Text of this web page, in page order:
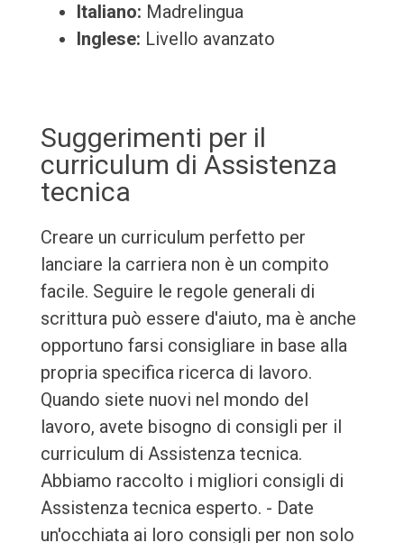
Italiano: Madrelingua
Inglese: Livello avanzato
Suggerimenti per il
curriculum di Assistenza
tecnica
Creare un curriculum perfetto per
lanciare la carriera non è un compito
facile. Seguire le regole generali di
scrittura può essere d'aiuto, ma è anche
opportuno farsi consigliare in base alla
propria specifica ricerca di lavoro.
Quando siete nuovi nel mondo del
lavoro, avete bisogno di consigli per il
curriculum di Assistenza tecnica.
Abbiamo raccolto i migliori consigli di
Assistenza tecnica esperto. - Date
un'occhiata ai loro consigli per non solo